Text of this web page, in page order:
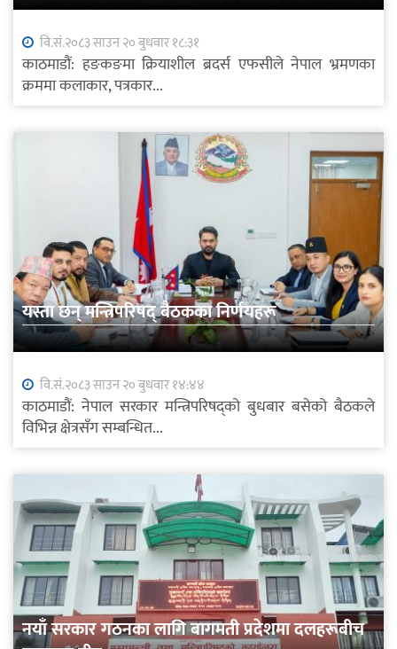
वि.सं.२०८३ साउन २० बुधवार १८:३१
काठमाडौं: हङकङमा क्रियाशील ब्रदर्स एफसीले नेपाल भ्रमणका
क्रममा कलाकार, पत्रकार...
यस्ता छन् मन्त्रिपरिषद् बैठकका निर्णयहरू
वि.सं.२०८३ साउन २० बुधवार १४:४४
काठमाडौं: नेपाल सरकार मन्त्रिपरिषद्को बुधबार बसेको बैठकले
विभिन्न क्षेत्रसँग सम्बन्धित...
नयाँ सरकार गठनका लागि बागमती प्रदेशमा दलहरूबीच